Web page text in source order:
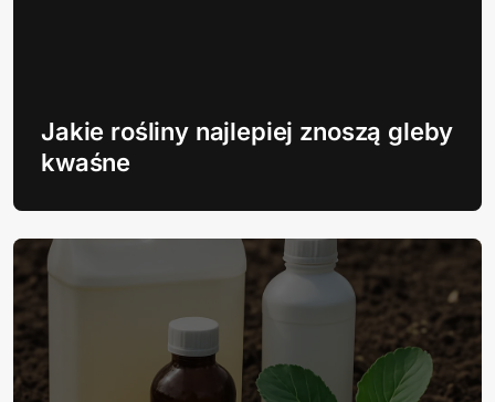
p
i
s
u
Jakie rośliny najlepiej znoszą gleby
kwaśne